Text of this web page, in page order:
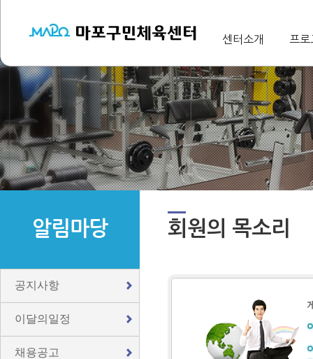
센터소개 프
알림마당
공지사항
이달의일정
채용공고
회원의 목소리